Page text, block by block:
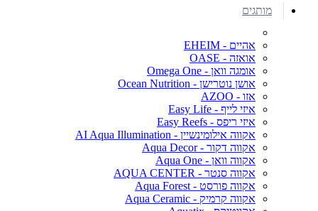
מותגים
אהיים - EHEIM
אואזה - OASE
אומגה וואן - Omega One
אושן נוטרישן - Ocean Nutrition
אזו - AZOO
איזי לייף - Easy Life
איזי ריפס - Easy Reefs
אקווה אילומינשיין - AI Aqua Illumination
אקווה דקור - Aqua Decor
אקווה וואן - Aqua One
אקווה סנטר - AQUA CENTER
אקווה פורסט - Aqua Forest
אקווה קרמיק - Aqua Ceramic